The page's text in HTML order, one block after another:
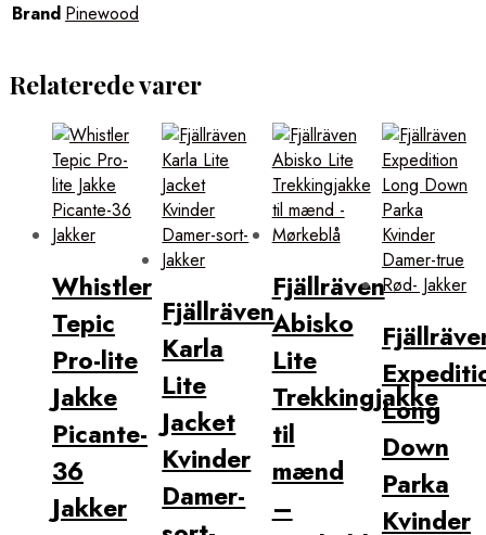
Brand Pinewood
Relaterede varer
Whistler
Tepic
Pro-lite
Jakke
Picante-
36
Jakker
Fjällräven
Karla
Lite
Jacket
Kvinder
Damer-
Fjällräven
Abisko
Lite
Trekkingjakke
til
mænd
–
Long
Down
Parka
Kvinder